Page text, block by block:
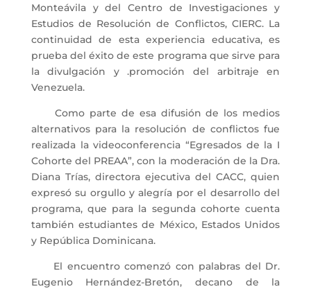
Monteávila y del Centro de Investigaciones y
Estudios de Resolución de Conflictos, CIERC. La
continuidad de esta experiencia educativa, es
prueba del éxito de este programa que sirve para
la divulgación y .promoción del arbitraje en
Venezuela.
Como parte de esa difusión de los medios
alternativos para la resolución de conflictos fue
realizada la videoconferencia “Egresados de la I
Cohorte del PREAA”, con la moderación de la Dra.
Diana Trías, directora ejecutiva del CACC, quien
expresó su orgullo y alegría por el desarrollo del
programa, que para la segunda cohorte cuenta
también estudiantes de México, Estados Unidos
y República Dominicana.
El encuentro comenzó con palabras del Dr.
Eugenio Hernández-Bretón, decano de la